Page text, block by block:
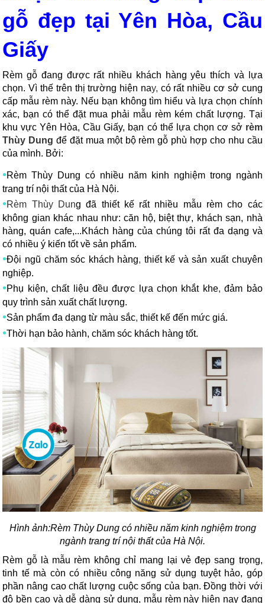
gỗ đẹp tại Yên Hòa, Cầu
Giấy
Rèm gỗ đang được rất nhiều khách hàng yêu thích và lựa
chọn. Vì thế trên thị trường hiện nay, có rất nhiều cơ sở cung
cấp mẫu rèm này. Nếu bạn không tìm hiểu và lựa chọn chính
xác, bạn có thể đặt mua phải mẫu rèm kém chất lượng. Tại
khu vực Yên Hòa, Cầu Giấy, bạn có thể lựa chọn cơ sở rèm
Thùy Dungđể đặt mua một bộ rèm gỗ phù hợp cho nhu cầu
của mình. Bởi:
•Rèm Thùy Dung có nhiều năm kinh nghiệm trong ngành
trang trí nội thất của Hà Nội.
•Rèm Thùy Dung đã thiết kế rất nhiều mẫu rèm cho các
không gian khác nhau như: căn hộ, biệt thự, khách sạn, nhà
hàng, quán cafe,...Khách hàng của chúng tôi rất đa dạng và
có nhiều ý kiến tốt về sản phẩm.
•Đội ngũ chăm sóc khách hàng, thiết kế và sản xuất chuyên
nghiệp.
•Phụ kiện, chất liệu đều được lựa chọn khắt khe, đảm bảo
quy trình sản xuất chất lượng.
•Sản phẩm đa dạng từ màu sắc, thiết kế đến mức giá.
•Thời hạn bảo hành, chăm sóc khách hàng tốt.
Hình ảnh:Rèm Thùy Dung có nhiều năm kinh nghiệm trong
ngành trang trí nội thất của Hà Nội.
Rèm gỗ là mẫu rèm không chỉ mang lại vẻ đẹp sang trọng,
tinh tế mà còn có nhiều công năng sử dụng tuyệt hảo, góp
phần nâng cao chất lượng cuộc sống của bạn. Đồng thời với
độ bền cao và dễ dàng sử dụng, mẫu rèm này hiện nay đang